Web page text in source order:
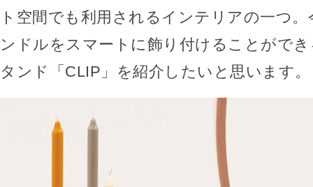
ト空間でも利用されるインテリアの一つ
ンドルをスマートに飾り付けることがで
タンド「CLIP」を紹介したいと思います。